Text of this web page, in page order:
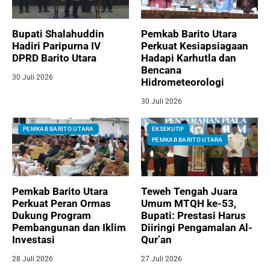
Bupati Shalahuddin
Hadiri Paripurna IV
DPRD Barito Utara
30 Juli 2026
Pemkab Barito Utara
Perkuat Kesiapsiagaan
Hadapi Karhutla dan
Bencana
Hidrometeorologi
30 Juli 2026
PEMKAB BARITO UTARA
Pemkab Barito Utara
Perkuat Peran Ormas
Dukung Program
Pembangunan dan Iklim
Investasi
28 Juli 2026
EKSEKUTIF
PEMKAB BARITO UTARA
Teweh Tengah Juara
Umum MTQH ke-53,
Bupati: Prestasi Harus
Diiringi Pengamalan Al-
Qur’an
27 Juli 2026